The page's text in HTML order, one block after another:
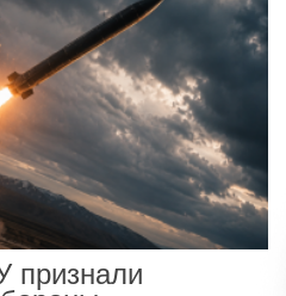
признали